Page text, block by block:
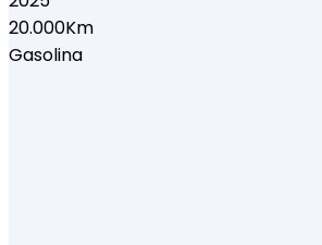
20.000Km
Gasolina